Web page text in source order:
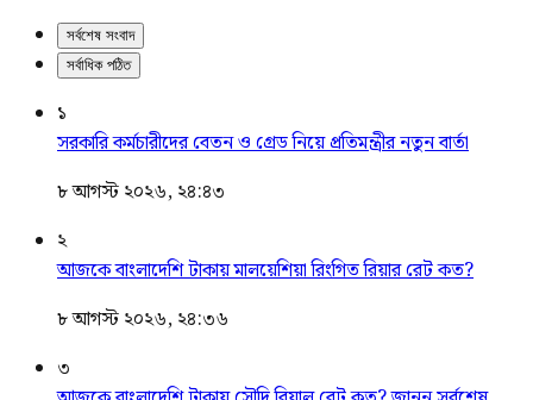
সর্বশেষ সংবাদ
সর্বাধিক পঠিত
১
সরকারি কর্মচারীদের বেতন ও গ্রেড নিয়ে প্রতিমন্ত্রীর নতুন বার্তা
৮ আগস্ট ২০২৬, ২৪:৪৩
২
আজকে বাংলাদেশি টাকায় মালয়েশিয়া রিংগিত রিয়ার রেট কত?
৮ আগস্ট ২০২৬, ২৪:৩৬
৩